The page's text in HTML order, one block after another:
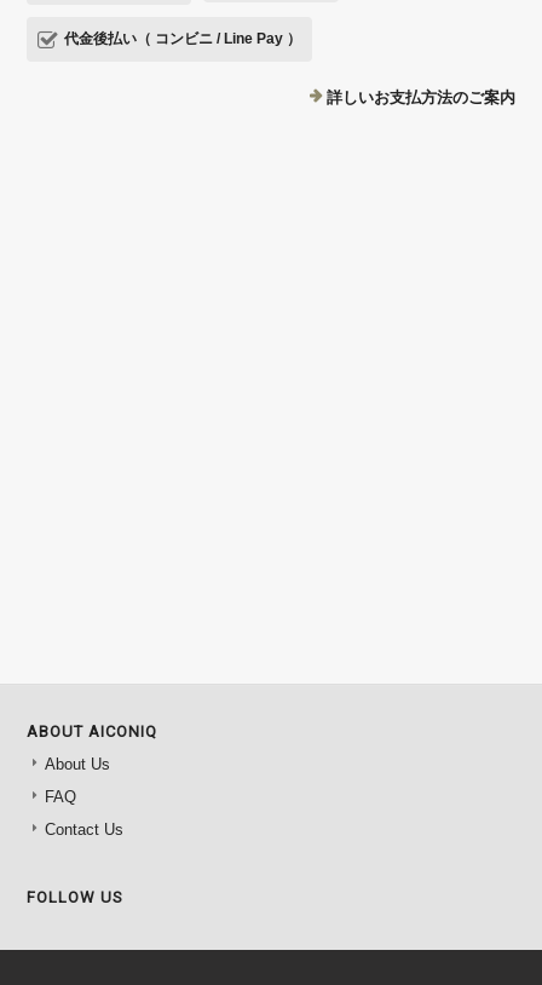
代金後払い（ コンビニ / Line Pay ）
詳しいお支払方法のご案内
ABOUT AICONIQ
About Us
FAQ
Contact Us
FOLLOW US